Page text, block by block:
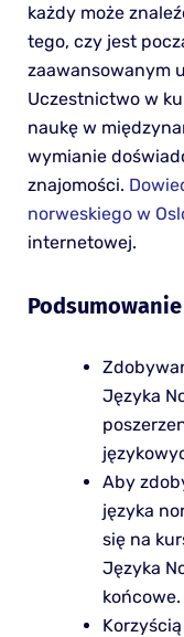
każdy może
tego, czy jest
zaawansowanym
Uczestnictwo w
naukę w
wymianie
znajomości.
norweskiego w
internetowej.
Podsumowanie
Języka
Aby
języka
się na
Języka
końcowe.